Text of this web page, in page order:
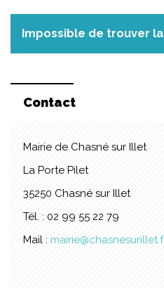
Impossible de trouver la
Contact
Mairie de Chasné sur Illet
La Porte Pilet
35250 Chasné sur Illet
Tél. : 02 99 55 22 79
Mail :